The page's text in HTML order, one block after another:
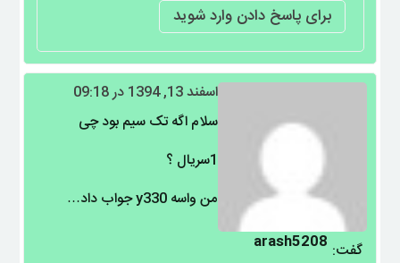
برای پاسخ دادن وارد شوید
arash5208 گفت:
اسفند 13, 1394 در 09:18
سلام اگه تک سیم بود چی
1سریال ؟
من واسه y330 جواب داد…